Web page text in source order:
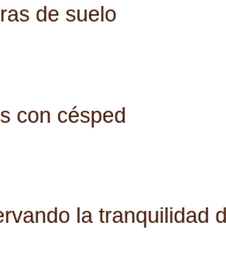
de suelo
con césped
la tranquilidad